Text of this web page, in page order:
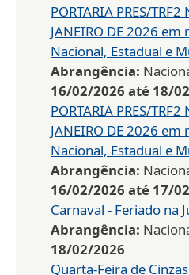
PORTARIA PRES/
JANEIRO DE 2026
Nacional, Estadual e
Abrangência:
16/02/2026 até 18/
PORTARIA PRES/
JANEIRO DE 2026
Nacional, Estadual e
Abrangência:
16/02/2026 até 17/
Carnaval - Feriado na
Abrangência:
18/02/2026
Quarta-Feira de